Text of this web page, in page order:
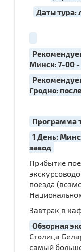
Даты тура:
Минск: 7-00 -
Гродно:
Программа
1 День:
завод
Прибытие
поезда
Завтрак в
Обзорная
Столица
самый